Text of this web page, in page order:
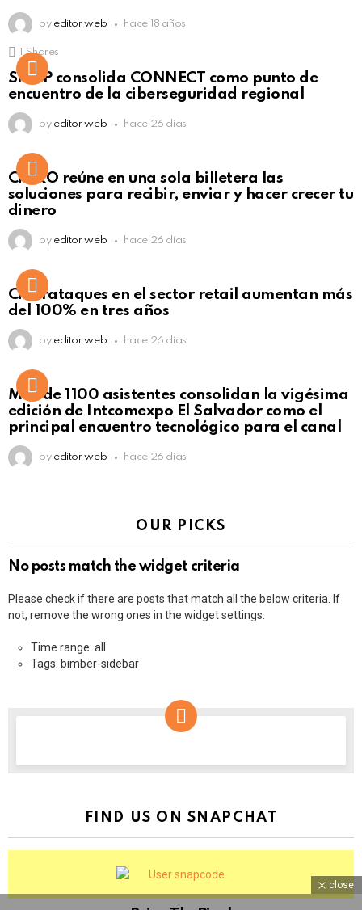
by editor web hace 18 años
Click to view this post
Shares
SISAP consolida CONNECT como punto de
encuentro de la ciberseguridad regional
by editor web hace 26 días
Not Safe For Work
Click to view this post
CiNKO reúne en una sola billetera las
soluciones para recibir, enviar y hacer crecer tu
dinero
by editor web hace 26 días
Ciberataques en el sector retail aumentan más
del 100% en tres años
by editor web hace 26 días
Más de 1100 asistentes consolidan la vigésima
edición de Intcomexpo El Salvador como el
principal encuentro tecnológico para el canal
by editor web hace 26 días
OUR PICKS
No posts match the widget criteria
Please check if there are posts that match all the below criteria. If
not, remove the wrong ones in the widget settings.
Time range: all
Tags: bimber-sidebar
FIND US ON SNAPCHAT
close